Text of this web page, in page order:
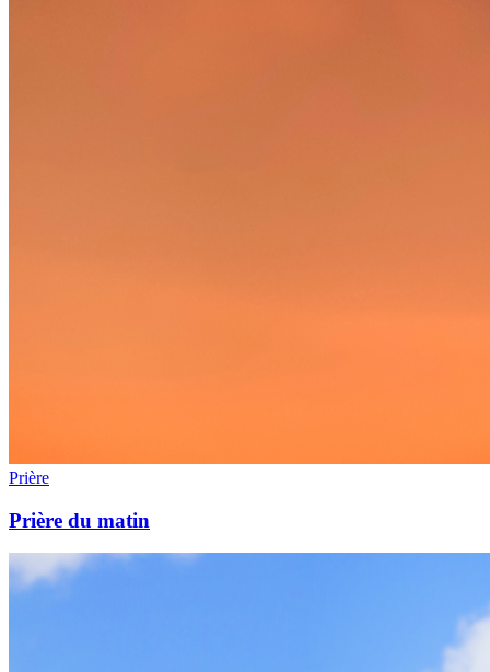
Prière
Prière du matin